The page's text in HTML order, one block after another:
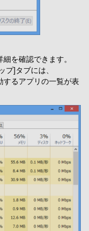
を確認できます。
プ]タブには、
するアプリの一覧が表